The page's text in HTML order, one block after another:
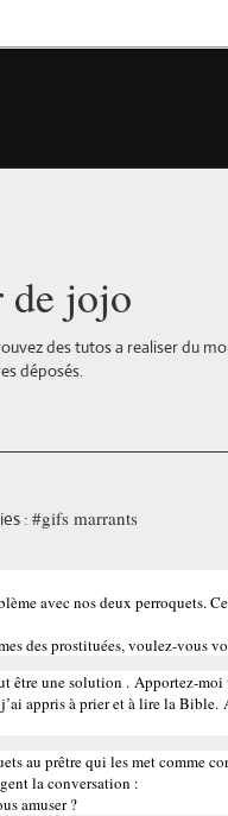
jojo
des tutos a realiser du
déposés.
: #gifs marrants
avec nos deux perroquets.
des prostituées, voulez-vous
être une solution . Apportez-
appris à prier et à lire la
au prêtre qui les met comme
la conversation :
amuser ?